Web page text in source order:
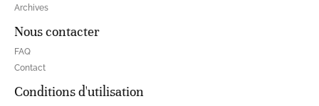
Archives
Nous contacter
FAQ
Contact
Conditions d'utilisation